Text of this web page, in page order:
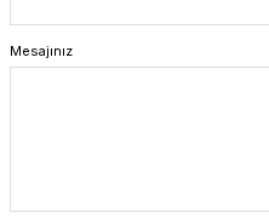
Mesajınız